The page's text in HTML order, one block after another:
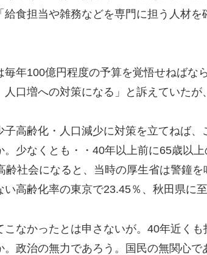
食担当や雑務などを専門に担う人材を
毎年100億円程度の予算を覚悟せねばな
口増への対策になる」と訴えていたが
高齢化・人口減少に対策を立てねば、
。少なくとも・・40年以上前に65歳以
齢社会になると、当時の厚生省は警鐘
高齢化率の東京で23.45％、秋田県に
なかったとは申さないが。40年近く
政治の無力であろう。国民の無関心で